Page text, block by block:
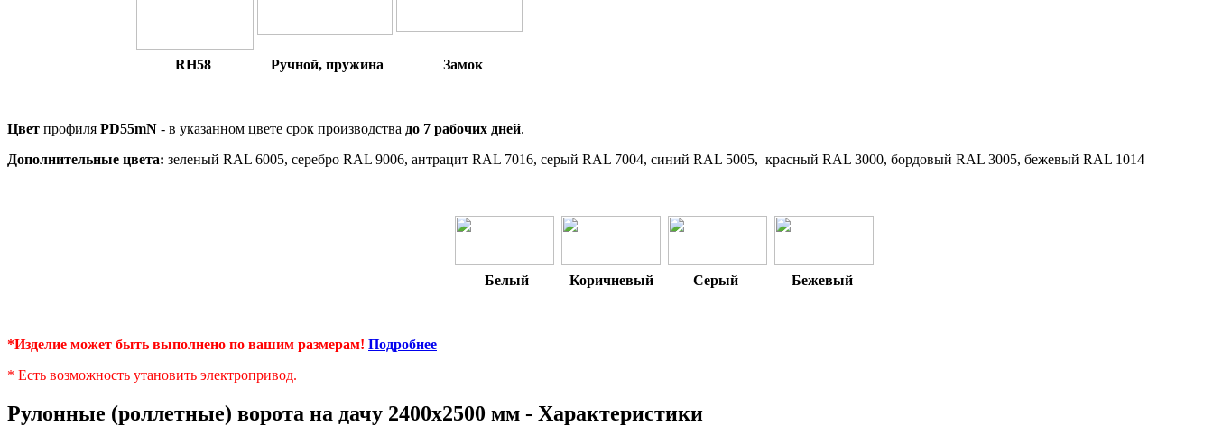
RH58 Ручной, пружина Замок
Цвет профиля PD55mN - в указанном цвете срок производства до 7 рабочих дней.
Дополнительные цвета: зеленый RAL 6005, серебро RAL 9006, антрацит RAL 7016, серый RAL 7004, синий RAL 5005, красный RAL 3000, бордовый RAL 3005, бежевый RAL 1014
Белый Коричневый Серый Бежевый
*Изделие может быть выполнено по вашим размерам! Подробнее
* Есть возможность утановить электропривод.
Рулонные (роллетные) ворота на дачу 2400х2500 мм - Характеристики